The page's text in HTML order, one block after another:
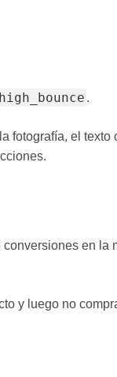
high_bounce .
fotografía, el texto
en la
y luego no